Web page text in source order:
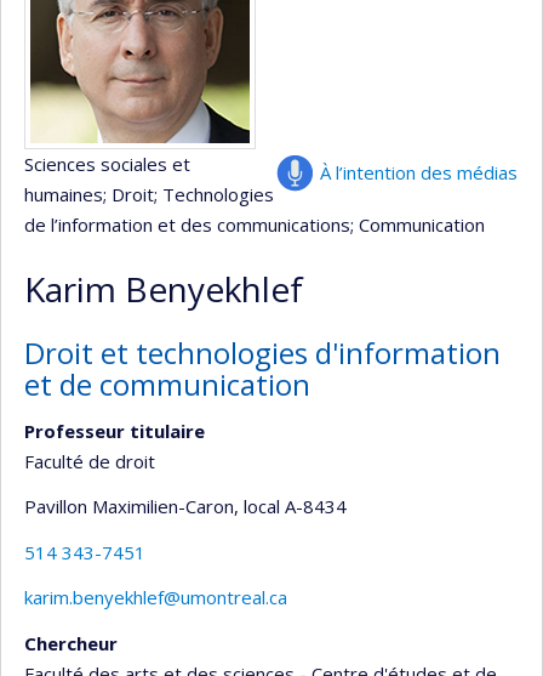
À l’intention des médias
Sciences sociales et
humaines; Droit; Technologies
de l’information et des communications; Communication
Karim Benyekhlef
Droit et technologies d'information
et de communication
Professeur titulaire
Faculté de droit
Pavillon Maximilien-Caron, local A-8434
514 343-7451
karim.benyekhlef@umontreal.ca
Chercheur